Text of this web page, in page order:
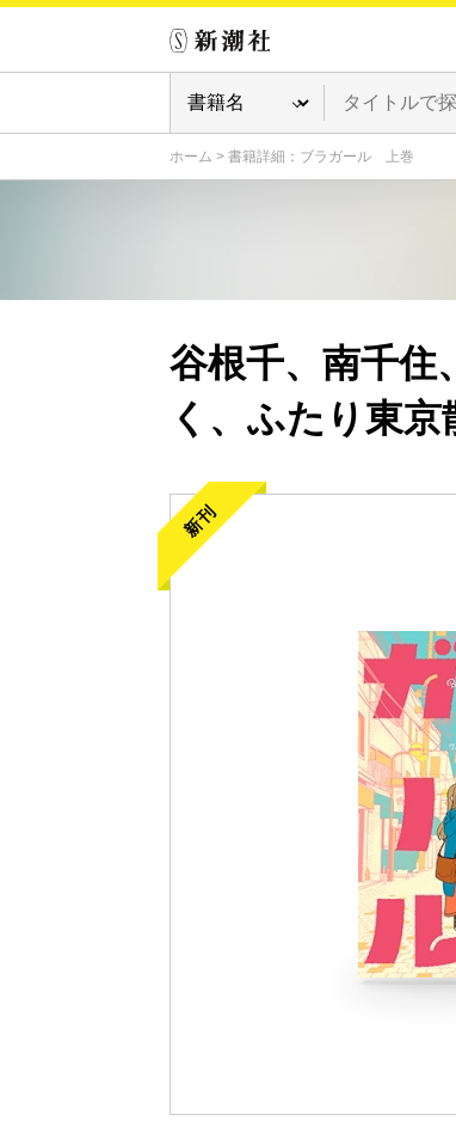
ホーム > 書籍詳細：ブラガール 上巻
谷根千、南千
く、ふたり東京
新刊